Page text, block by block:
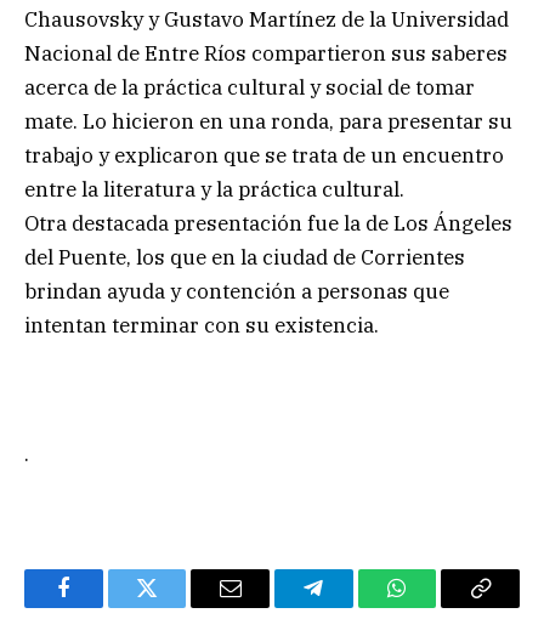
Chausovsky y Gustavo Martínez de la Universidad
Nacional de Entre Ríos compartieron sus saberes
acerca de la práctica cultural y social de tomar
mate. Lo hicieron en una ronda, para presentar su
trabajo y explicaron que se trata de un encuentro
entre la literatura y la práctica cultural.
Otra destacada presentación fue la de Los Ángeles
del Puente, los que en la ciudad de Corrientes
brindan ayuda y contención a personas que
intentan terminar con su existencia.
.
FacebookTwitter Email TelegramWhatsAppCopy